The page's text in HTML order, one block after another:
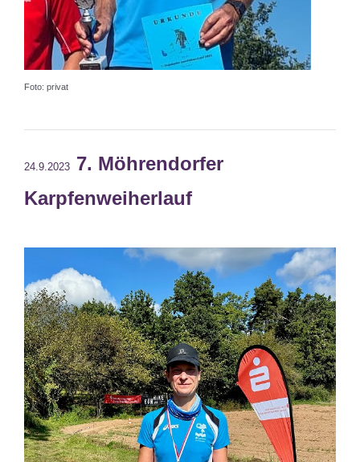
Foto: privat
24.9.2023 7. Möhrendorfer
Karpfenweiherlauf